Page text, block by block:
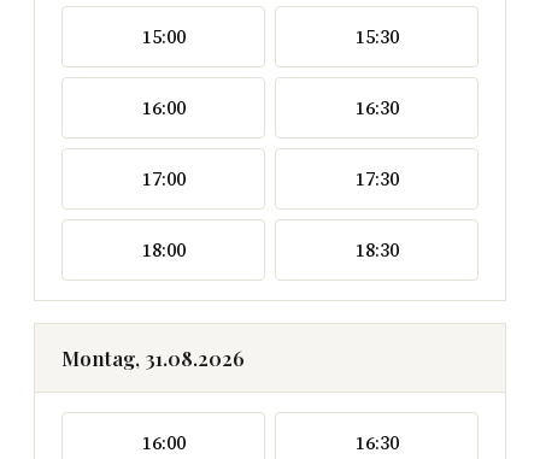
15:00 15:30
16:00 16:30
17:00 17:30
18:00 18:30
Montag, 31.08.2026
16:00 16:30